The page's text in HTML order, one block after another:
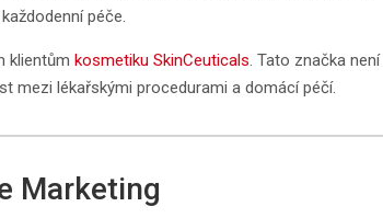
péče.
klientům kosmetiku SkinCeuticals . Tato značka není
mezi lékařskými procedurami a domácí péčí.
Marketing